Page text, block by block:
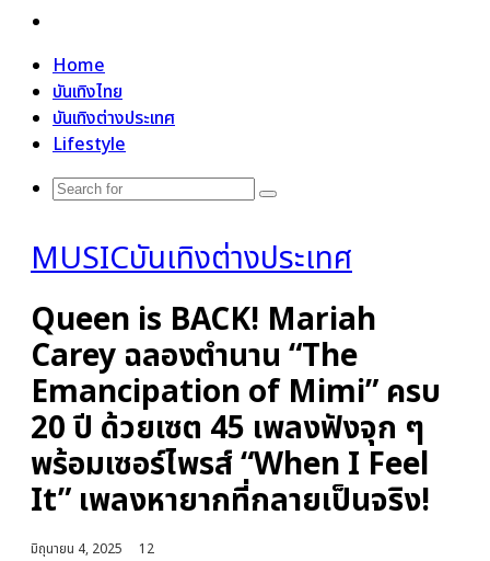
Home
บันเทิงไทย
บันเทิงต่างประเทศ
Lifestyle
Search
MUSICบันเทิงต่างประเทศ
Queen is BACK! Mariah
Carey ฉลองตำนาน “The
Emancipation of Mimi” ครบ
20 ปี ด้วยเซต 45 เพลงฟังจุก ๆ
พร้อมเซอร์ไพรส์ “When I Feel
It” เพลงหายากที่กลายเป็นจริง!
มิถุนายน 4, 2025 12